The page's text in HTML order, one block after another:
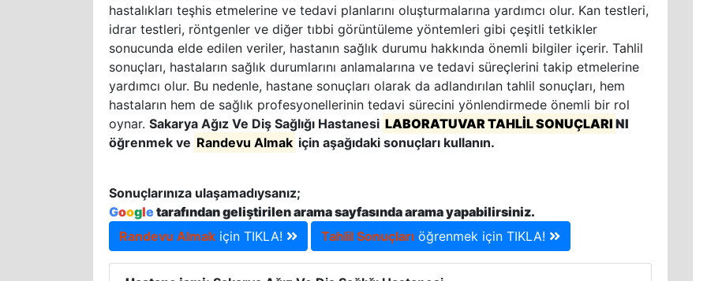
hastalıkları teşhis etmelerine ve tedavi planlarını oluşturmalarına yardımcı olur. Kan testleri,
idrar testleri, röntgenler ve diğer tıbbi görüntüleme yöntemleri gibi çeşitli tetkikler
sonucunda elde edilen veriler, hastanın sağlık durumu hakkında önemli bilgiler içerir. Tahlil
sonuçları, hastaların sağlık durumlarını anlamalarına ve tedavi süreçlerini takip etmelerine
yardımcı olur. Bu nedenle, hastane sonuçları olarak da adlandırılan tahlil sonuçları, hem
hastaların hem de sağlık profesyonellerinin tedavi sürecini yönlendirmede önemli bir rol
oynar. Sakarya Ağız Ve Diş Sağlığı Hastanesi LABORATUVAR TAHLİL SONUÇLARI NI
öğrenmek ve Randevu Almak için aşağıdaki sonuçları kullanın.
Sonuçlarınıza ulaşamadıysanız;
Googletarafından geliştirilen arama sayfasında arama yapabilirsiniz.
Randevu Almak için TIKLA! Tahlil Sonuçları öğrenmek için TIKLA!